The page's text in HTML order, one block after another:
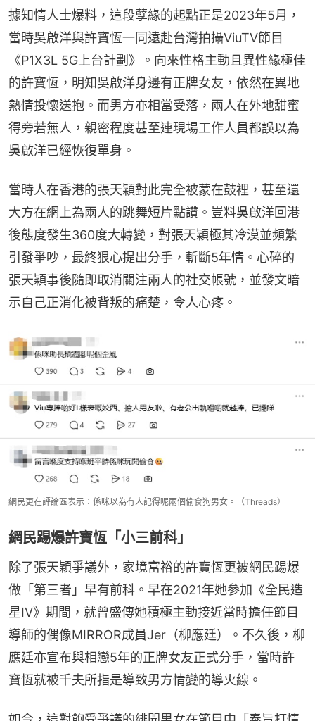
據知情人士爆料，這段孽緣的起點正是2023年5月，
當時吳啟洋與許寶恆一同遠赴台灣拍攝ViuTV節目
《P1X3L 5G上台計劃》。向來性格主動且異性緣極佳
的許寶恆，明知吳啟洋身邊有正牌女友，依然在異地
熱情投懷送抱。而男方亦相當受落，兩人在外地甜蜜
得旁若無人，親密程度甚至連現場工作人員都誤以為
吳啟洋已經恢復單身。
當時人在香港的張天穎對此完全被蒙在鼓裡，甚至還
大方在網上為兩人的跳舞短片點讚。豈料吳啟洋回港
後態度發生360度大轉變，對張天穎極其冷漠並頻繁
引發爭吵，最終狠心提出分手，斬斷5年情。心碎的
張天穎事後隨即取消關注兩人的社交帳號，並發文暗
示自己正消化被背叛的痛楚，令人心疼。
網民更在評論區表示：係咪以為冇人記得呢兩個偷食狗男女。（Threads）
網民踢爆許寶恆「小三前科」
除了張天穎爭議外，家境富裕的許寶恆更被網民踢爆
做「第三者」早有前科。早在2021年她參加《全民造
星IV》期間，就曾盛傳她積極主動接近當時擔任節目
導師的偶像MIRROR成員Jer（柳應廷）。不久後，柳
應廷亦宣布與相戀5年的正牌女友正式分手，當時許
寶恆就被千夫所指是導致男方情變的導火線。